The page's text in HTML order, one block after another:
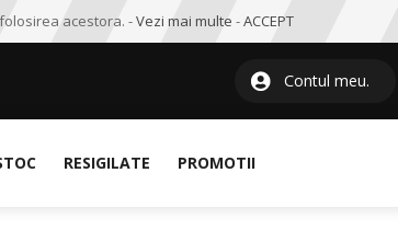
acestora. -Vezi mai multe -ACCEPT
Contul meu.
RESIGILATE PROMOTII